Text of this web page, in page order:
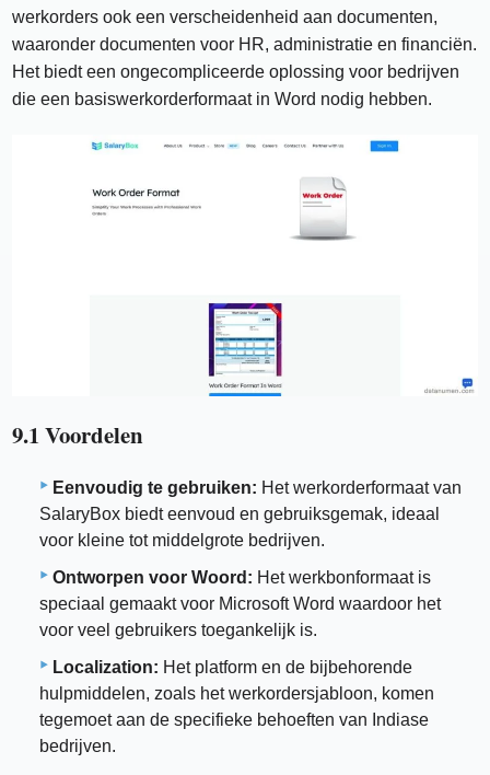
werkorders ook een verscheidenheid aan documenten,
waaronder documenten voor HR, administratie en financiën.
Het biedt een ongecompliceerde oplossing voor bedrijven
die een basiswerkorderformaat in Word nodig hebben.
9.1 Voordelen
Eenvoudig te gebruiken: Het werkorderformaat van
SalaryBox biedt eenvoud en gebruiksgemak, ideaal
voor kleine tot middelgrote bedrijven.
Ontworpen voor Woord: Het werkbonformaat is
speciaal gemaakt voor Microsoft Word waardoor het
voor veel gebruikers toegankelijk is.
Localization: Het platform en de bijbehorende
hulpmiddelen, zoals het werkordersjabloon, komen
tegemoet aan de specifieke behoeften van Indiase
bedrijven.